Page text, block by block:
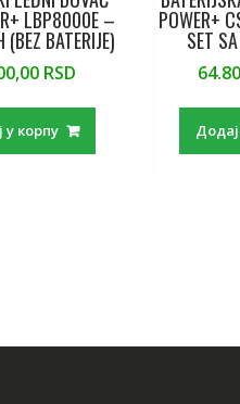
LBP8000E –
BATERIJE)
RSD
у корпу
POWER+
SET